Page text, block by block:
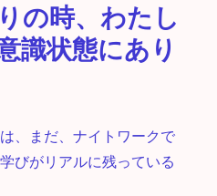
の時、わたし
識状態にあり
、まだ、ナイトワークで
びがリアルに残っている